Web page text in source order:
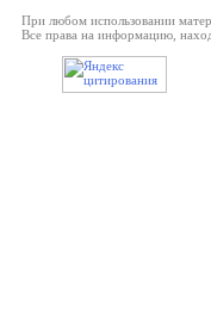
При любом использовании
Все права на информацию,